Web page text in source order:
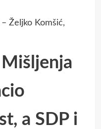
Željko Komšić,
a SDP i